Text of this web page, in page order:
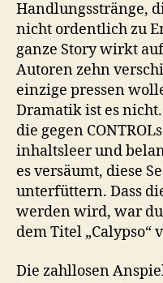
Handlungsstränge,
nicht ordentlich zu
ganze Story wirkt
Autoren zehn
einzige pressen
Dramatik ist es
die gegen
inhaltsleer und
es versäumt, diese
unterfüttern. Dass
werden wird, war
dem Titel
Die zahllosen